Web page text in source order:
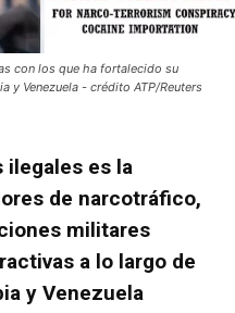
con los que ha fortalecido su
y Venezuela - crédito ATP/Reuters
ilegales es la
de narcotráfico,
militares
a lo largo de
y Venezuela